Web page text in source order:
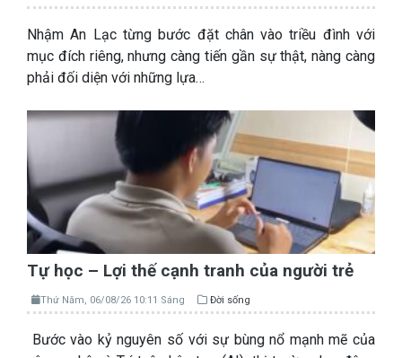
Nhậm An Lạc từng bước đặt chân vào triều đình với
mục đích riêng, nhưng càng tiến gần sự thật, nàng càng
phải đối diện với những lựa…
Tự học – Lợi thế cạnh tranh của người trẻ
Thứ Năm, 06/08/26 10:11 Sáng Đời sống
Bước vào kỷ nguyên số với sự bùng nổ mạnh mẽ của